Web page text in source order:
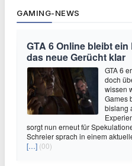
GAMING-NEWS
GTA 6 Online bleibt
das neue Gerücht klar
GTA 6
doch
wissen
Games
bislang
sorgt nun erneut für
Schreier sprach in einem
[…] (00)